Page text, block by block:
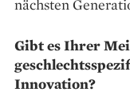
nächsten
Gibt es Ihrer
Innovation?